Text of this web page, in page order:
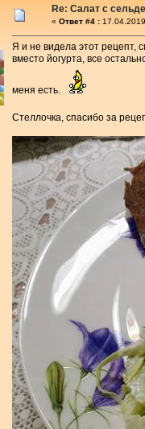
Re: Салат с
« Ответ #4 :
Я и не видела этот рецепт,
вместо йогурта, все
меня есть.
Стеллочка, спасибо за